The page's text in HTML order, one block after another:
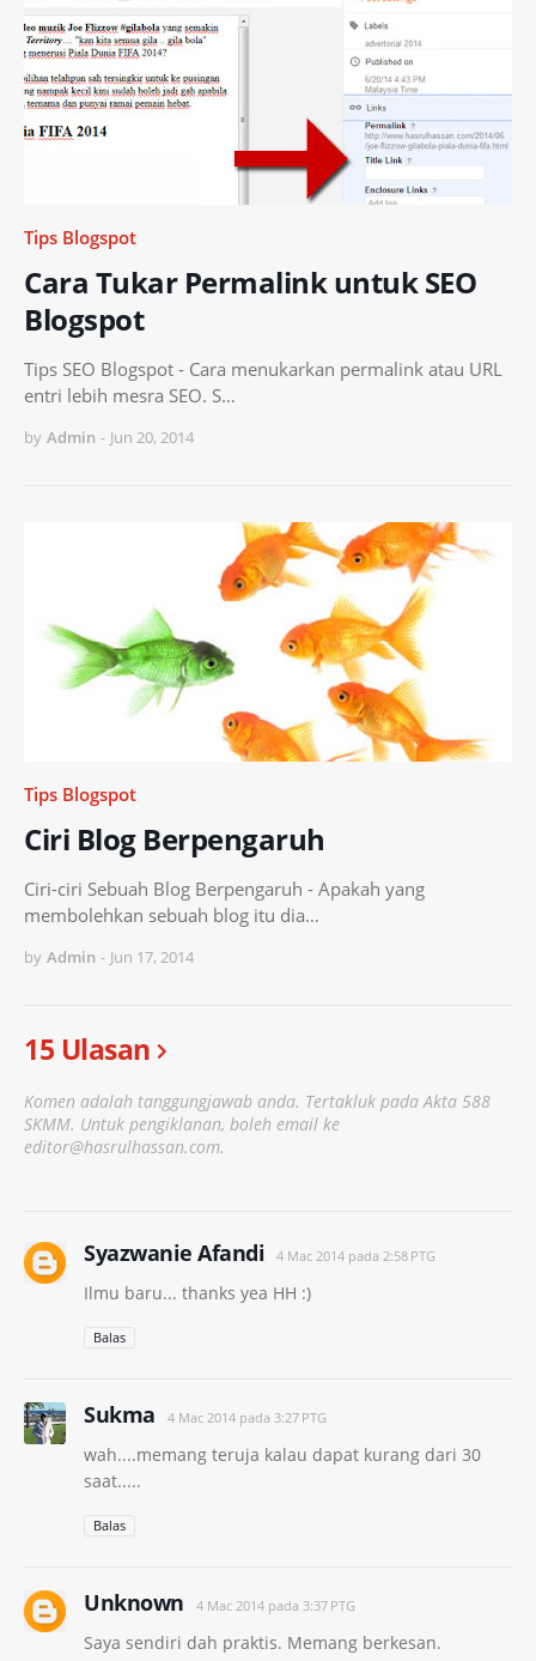
Tips Blogspot
Cara Tukar Permalink untuk SEO
Blogspot
Tips SEO Blogspot - Cara menukarkan permalink atau URL
entri lebih mesra SEO. S…
by Admin - Jun 20, 2014
Tips Blogspot
Ciri Blog Berpengaruh
Ciri-ciri Sebuah Blog Berpengaruh - Apakah yang
membolehkan sebuah blog itu dia…
by Admin - Jun 17, 2014
15 Ulasan
Komen adalah tanggungjawab anda. Tertakluk pada Akta 588
SKMM. Untuk pengiklanan, boleh email ke
editor@hasrulhassan.com.
Syazwanie Afandi 4 Mac 2014 pada 2:58 PTG
Ilmu baru... thanks yea HH :)
Balas
Sukma 4 Mac 2014 pada 3:27 PTG
wah....memang teruja kalau dapat kurang dari 30
saat.....
Balas
Unknown 4 Mac 2014 pada 3:37 PTG
Saya sendiri dah praktis. Memang berkesan.